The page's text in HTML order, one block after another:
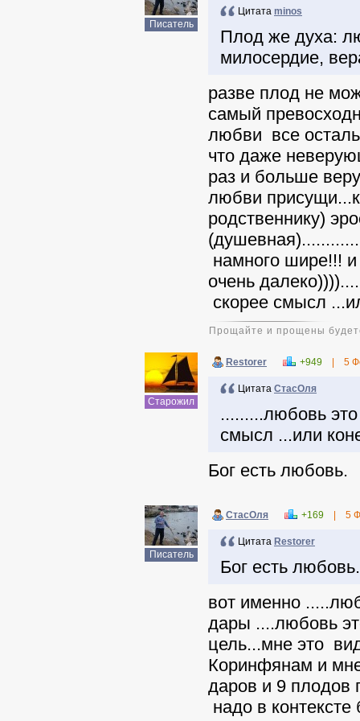
Писатель
Цитата minos
Плод же духа:
милосердие,
разве плод не
самый
любви все
что даже
раз и больше
любви
родственнику)
намного шире!!!
очень
скорее смысл
Прощайте и прощены
Старожил
Restorer +949 5
Цитата СтасОля
.........любовь
смысл ...или
Бог есть любовь.
Писатель
СтасОля +169 5
Цитата Restorer
Бог есть любовь.
вот именно
дары ....любовь
цель...мне это
Коринфянам и
даров и 9 плодов
надо в